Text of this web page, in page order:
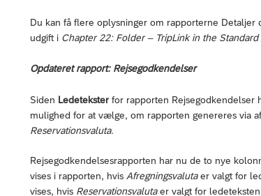
Du kan få flere oplysninger om rapporterne
udgift i Chapter 22: Folder – TripLink in the
Opdateret rapport: Rejsegodkendelser
Siden Ledetekster for rapporten Rejsegodkendelser
mulighed for at vælge, om rapporten genereres via
Reservationsvaluta.
Rejsegodkendelsesrapporten har nu de to nye
vises i rapporten, hvis Afregningsvalutaer valgt for
vises, hvis Reservationsvalutaer valgt for ledeteksten